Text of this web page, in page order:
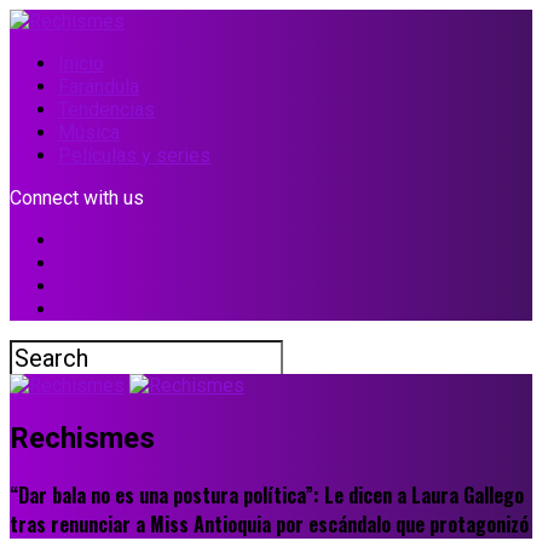
Inicio
Farándula
Tendencias
Música
Películas y series
Connect with us
Rechismes
“Dar bala no es una postura política”: Le dicen a Laura Gallego
tras renunciar a Miss Antioquia por escándalo que protagonizó